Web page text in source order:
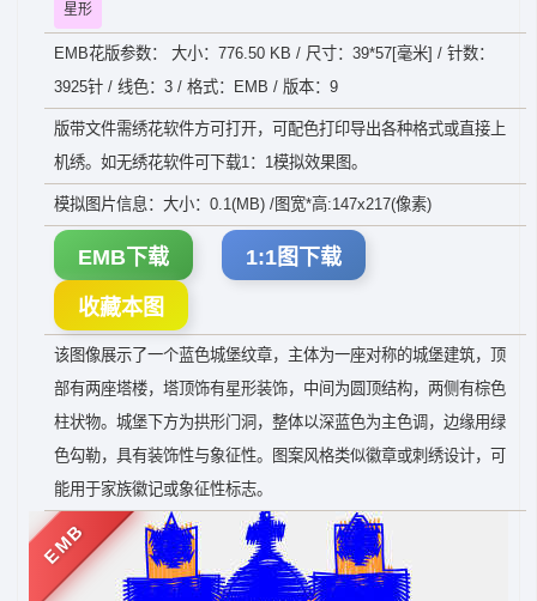
星形
EMB花版参数： 大小：776.50 KB / 尺寸：39*57[毫米] / 针数：
3925针 / 线色：3 / 格式：EMB / 版本：9
版带文件需绣花软件方可打开，可配色打印导出各种格式或直接上
机绣。如无绣花软件可下载1：1模拟效果图。
模拟图片信息：大小：0.1(MB) /图宽*高:147x217(像素)
EMB下载 1:1图下载
收藏本图
该图像展示了一个蓝色城堡纹章，主体为一座对称的城堡建筑，顶
部有两座塔楼，塔顶饰有星形装饰，中间为圆顶结构，两侧有棕色
柱状物。城堡下方为拱形门洞，整体以深蓝色为主色调，边缘用绿
色勾勒，具有装饰性与象征性。图案风格类似徽章或刺绣设计，可
能用于家族徽记或象征性标志。
EMB